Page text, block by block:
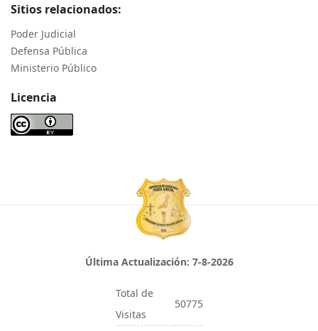
Sitios relacionados:
Poder Judicial
Defensa Pública
Ministerio Público
Licencia
Última Actualización: 7-8-2026
Total de
Visitas
50775